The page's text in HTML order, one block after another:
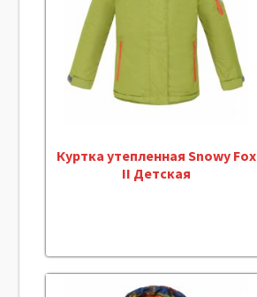
Куртка утепленная Snowy Fox
II Детская